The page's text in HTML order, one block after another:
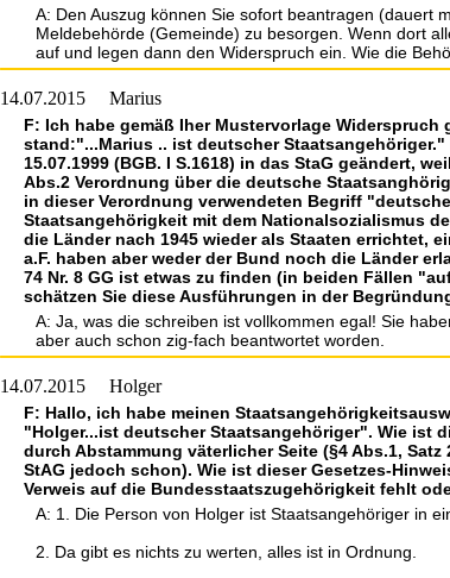
A: Den Auszug können Sie sofort beantragen (dauert
Meldebehörde (Gemeinde) zu besorgen. Wenn dort
auf und legen dann den Widerspruch ein. Wie die
14.07.2015 Marius
F: Ich habe gemäß Iher Mustervorlage
stand:"...Marius .. ist deutscher
15.07.1999 (BGB. I S.1618) in das StaG geändert,
Abs.2 Verordnung über die deutsche
in dieser Verordnung verwendeten Begriff
Staatsangehörigkeit mit dem Nationalsozialismus
die Länder nach 1945 wieder als Staaten errichtet,
a.F. haben aber weder der Bund noch die Länder
74 Nr. 8 GG ist etwas zu finden (in beiden Fällen
schätzen Sie diese Ausführungen in der
A: Ja, was die schreiben ist vollkommen egal! Sie
aber auch schon zig-fach beantwortet worden.
14.07.2015 Holger
F: Hallo, ich habe meinen
"Holger...ist deutscher Staatsangehöriger". Wie ist
durch Abstammung väterlicher Seite (§4 Abs.1,
StAG jedoch schon). Wie ist dieser Gesetzes-
Verweis auf die Bundesstaatszugehörigkeit fehlt
A: 1. Die Person von Holger ist Staatsangehöriger in
2. Da gibt es nichts zu werten, alles ist in Ordnung.